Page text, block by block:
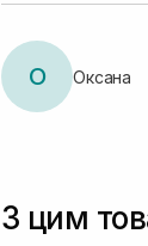
О Оксана
З цим